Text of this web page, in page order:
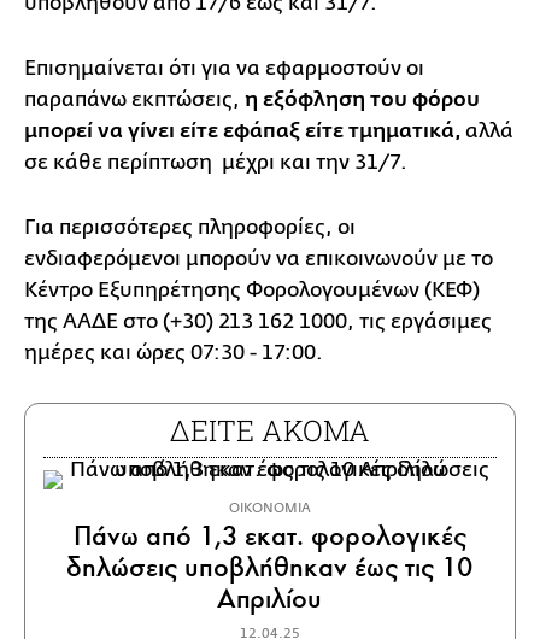
Επισημαίνεται ότι για να εφαρμοστούν οι
παραπάνω εκπτώσεις, η εξόφληση του φόρου
μπορεί να γίνει είτε εφάπαξ είτε τμηματικά, αλλά
σε κάθε περίπτωση μέχρι και την 31/7.
Για περισσότερες πληροφορίες, οι
ενδιαφερόμενοι μπορούν να επικοινωνούν με το
Κέντρο Εξυπηρέτησης Φορολογουμένων (ΚΕΦ)
της ΑΑΔΕ στο (+30) 213 162 1000, τις εργάσιμες
ημέρες και ώρες 07:30 - 17:00.
ΔΕΙΤΕ ΑΚΟΜΑ
ΟΙΚΟΝΟΜΙΑ
Πάνω από 1,3 εκατ. φορολογικές
δηλώσεις υποβλήθηκαν έως τις 10
Απριλίου
12.04.25